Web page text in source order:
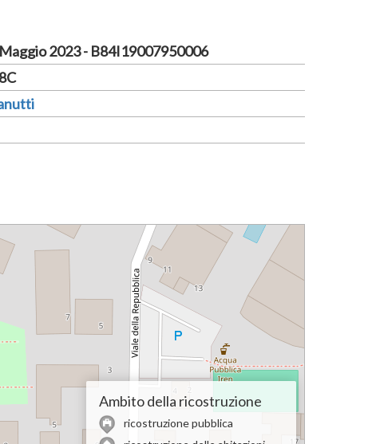
2023 - B84I19007950006
Ambito della ricostruzione
ricostruzione pubblica